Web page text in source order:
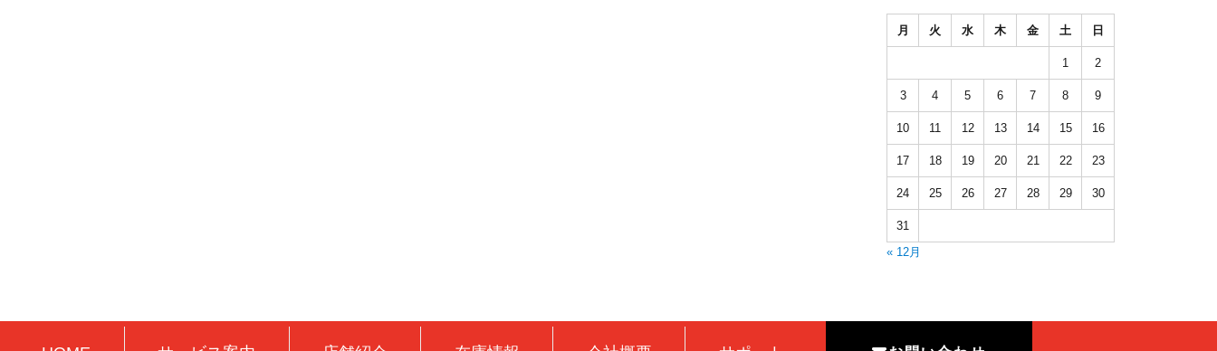
月 火 水 木 金 土 日
1 2
3 4 5 6 7 8 9
10 11 12 13 14 15 16
17 18 19 20 21 22 23
24 25 26 27 28 29 30
31
« 12月